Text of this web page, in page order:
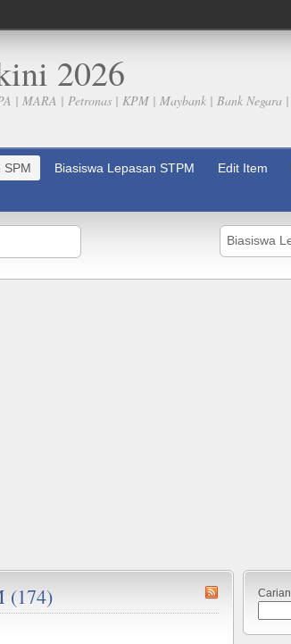
2026
| MARA | Petronas | KPM | Maybank | Bank
SPM Biasiswa Lepasan STPM Edit Item
Biasiswa
(174)